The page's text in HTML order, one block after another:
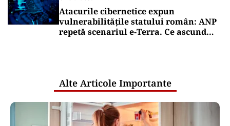
Atacurile cibernetice expun
vulnerabilitățile statului român: ANP
repetă scenariul e‑Terra. Ce ascund
Alte Articole Importante